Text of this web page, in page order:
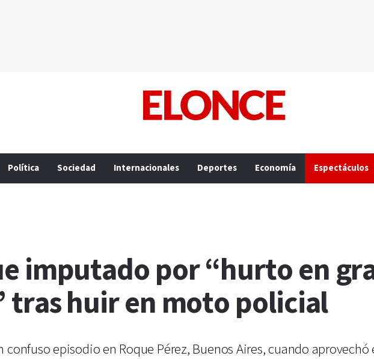
Política Sociedad Internacionales Deportes Economía Espectáculos
imputado por “hurto en
huir en moto policial
episodio en Roque Pérez, Buenos Aires, cuando